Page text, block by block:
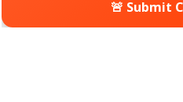
🚨 Submit